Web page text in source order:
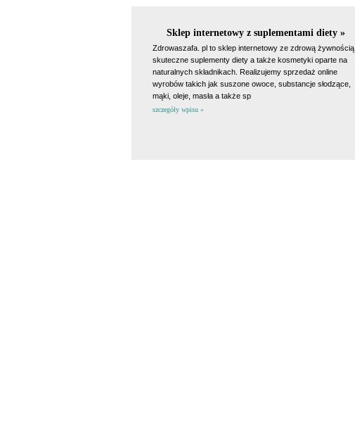
Sklep internetowy z suplementami diety »
Zdrowaszafa. pl to sklep internetowy ze zdrową żywnością,
skuteczne suplementy diety a także kosmetyki oparte na
naturalnych składnikach. Realizujemy sprzedaż online
wyrobów takich jak suszone owoce, substancje słodzące,
mąki, oleje, masła a także sp
szczegóły wpisu »